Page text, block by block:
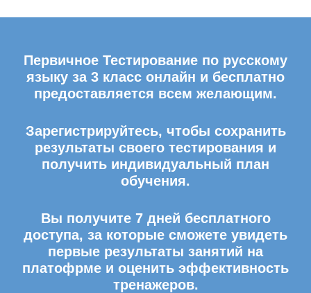
Первичное Тестирование по русскому
языку за 3 класс онлайн и бесплатно
предоставляется всем желающим.
Зарегистрируйтесь, чтобы сохранить
результаты своего тестирования и
получить индивидуальный план
обучения.
Вы получите 7 дней бесплатного
доступа, за которые сможете увидеть
первые результаты занятий на
платофрме и оценить эффективность
тренажеров.